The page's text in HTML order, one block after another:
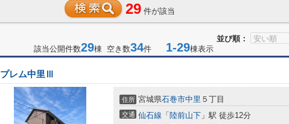
29 件が該当
並び順：
該当公開件数29棟 空き数34件 1-29棟表示
プレム中里Ⅲ
住所 宮城県石巻市中里 ５丁目
交通 仙石線 「 陸前山下 」駅 徒歩12分